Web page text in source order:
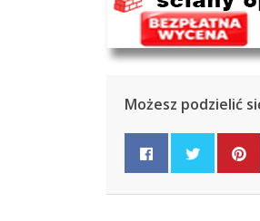
Możesz podzielić